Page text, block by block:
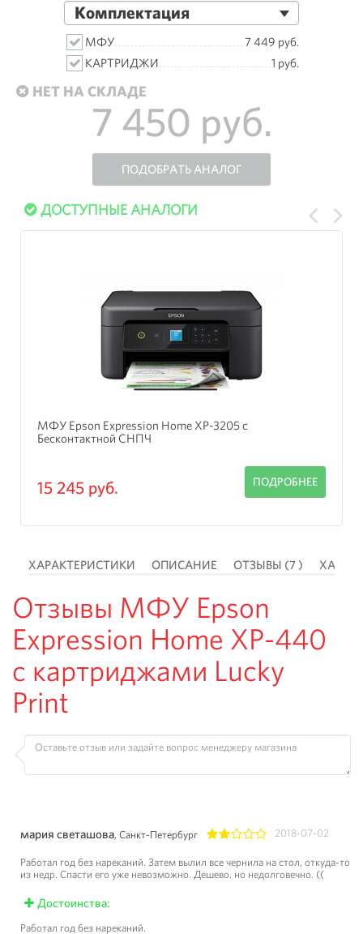
Комплектация
МФУ
7 449 руб.
КАРТРИДЖИ
1 руб.
НЕТ НА СКЛАДЕ
7 450 руб.
ПОДОБРАТЬ АНАЛОГ
ДОСТУПНЫЕ АНАЛОГИ
МФУ Epson Expression Home XP-3205 с
Бесконтактной СНПЧ
15 245 руб. ПОДРОБНЕЕ
ХАРАКТЕРИСТИКИ ОПИСАНИЕ ОТЗЫВЫ (7 )
Отзывы МФУ Epson
Expression Home XP-440
с картриджами Lucky
Print
мария светашова, Санкт-Петербург 2018-07-02
Работал год без нареканий. Затем вылил все чернила на стол, откуда-то
из недр. Спасти его уже невозможно. Дешево. но недолговечно. ((
Достоинства:
Работал год без нареканий.